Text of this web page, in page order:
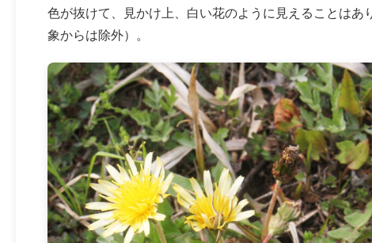
色が抜けて、見かけ上、白い花のように見えることは
象からは除外）。